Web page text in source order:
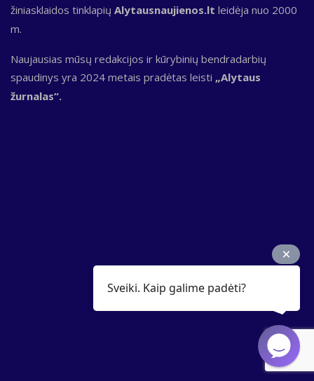
žiniasklaidos tinklapių Alytausnaujienos.lt leidėja nuo 2000
m.
Naujausias mūsų redakcijos ir kūrybinių bendradarbių
spaudinys yra 2024 metais pradėtas leisti „Alytaus
žurnalas“.
Sveiki. Kaip galime padėti?